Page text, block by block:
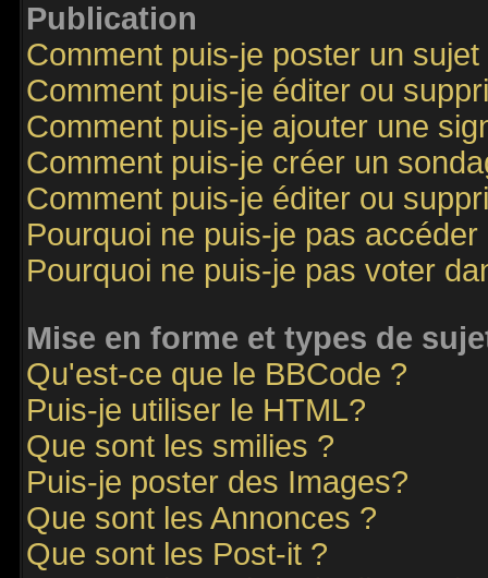
Publication
Comment puis-je poster un
Comment puis-je éditer ou
Comment puis-je ajouter une
Comment puis-je créer un
Comment puis-je éditer ou
Pourquoi ne puis-je pas
Pourquoi ne puis-je pas voter
Mise en forme et types de
Qu'est-ce que le BBCode ?
Puis-je utiliser le HTML?
Que sont les smilies ?
Puis-je poster des Images?
Que sont les Annonces ?
Que sont les Post-it ?